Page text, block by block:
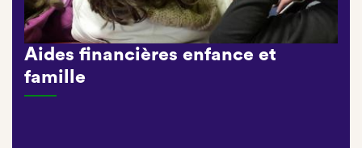
Aides financières enfance et
famille